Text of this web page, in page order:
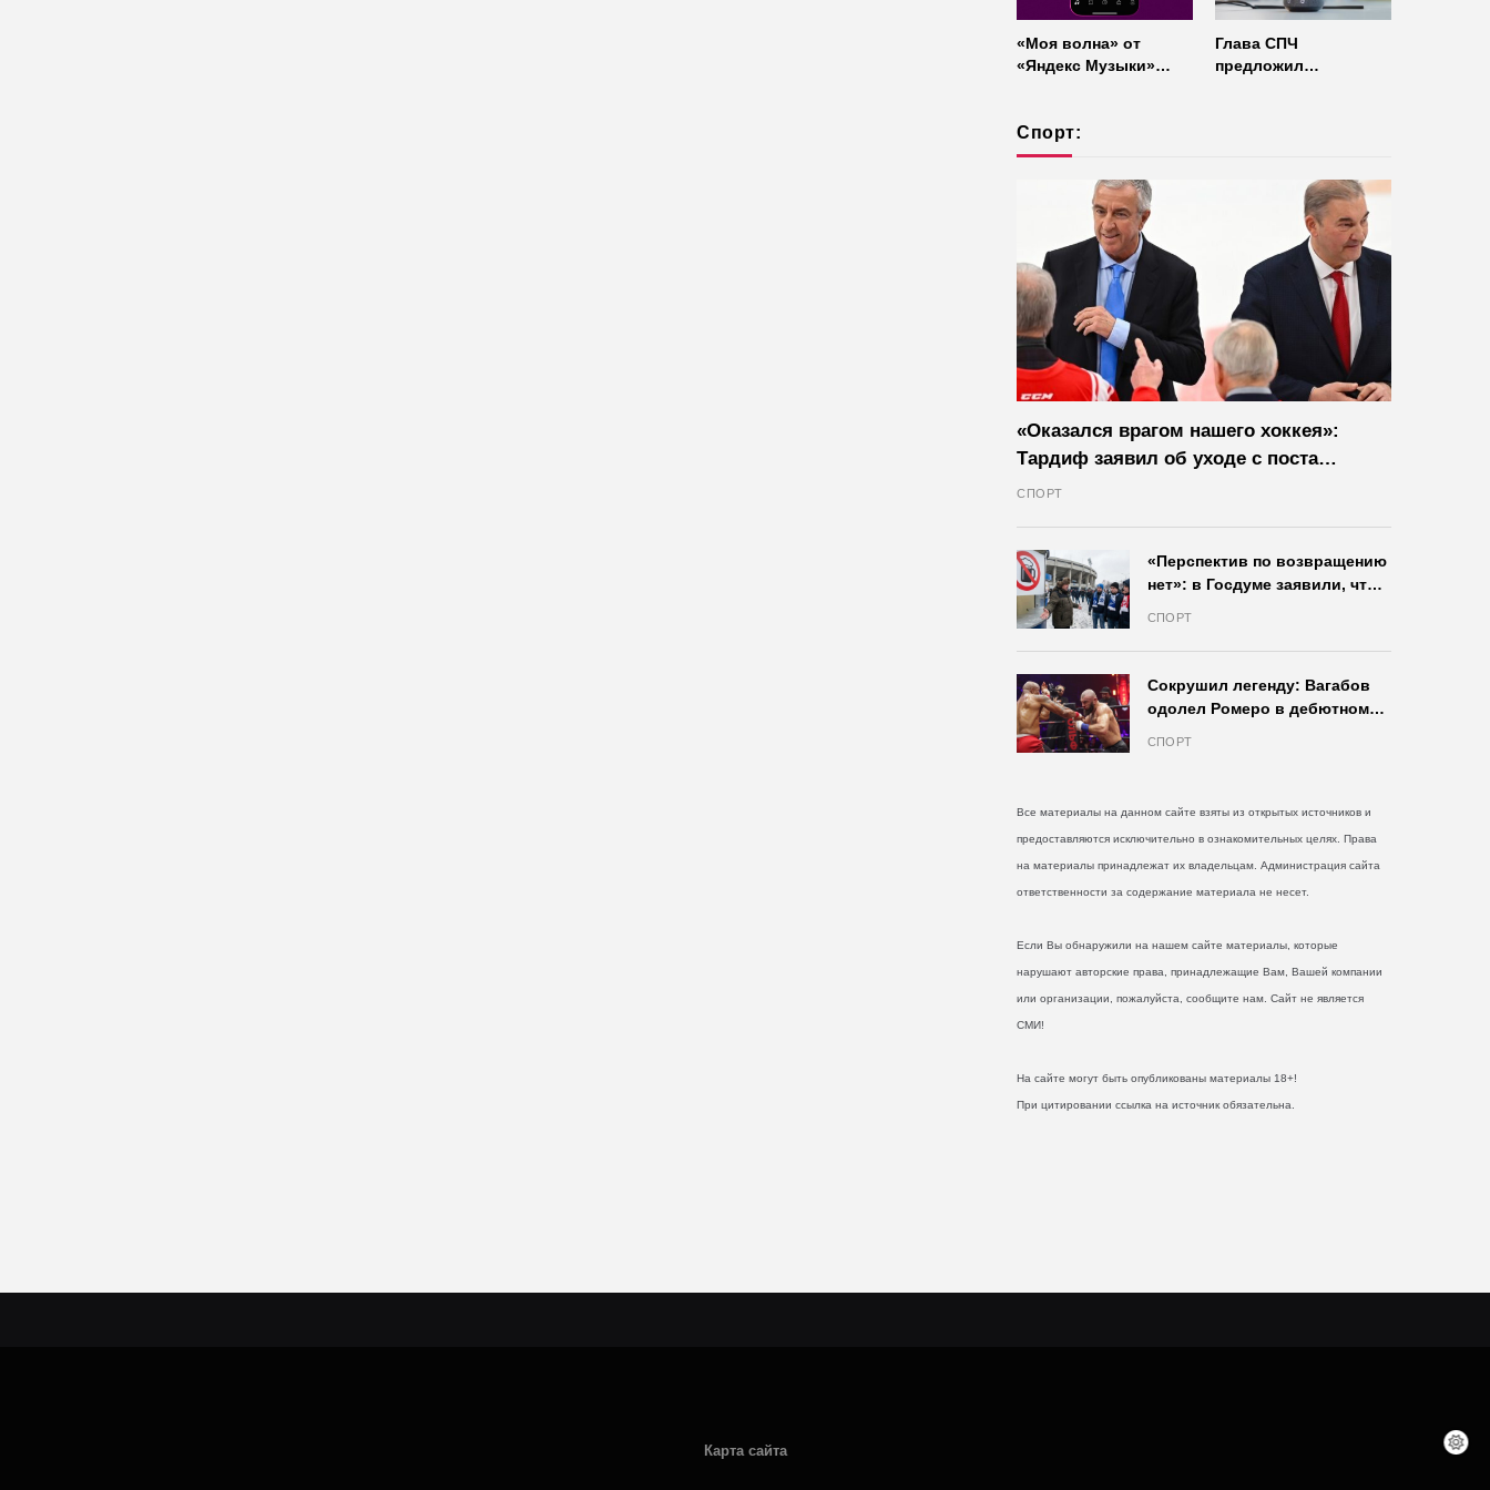
«Моя волна» от
«Яндекс Музыки»
Глава СПЧ
предложил
Спорт:
«Оказался врагом нашего хоккея»:
Тардиф заявил об уходе с поста
президента IIHF в октябре
СПОРТ
«Перспектив по возвращению
нет»: в Госдуме заявили, что
СПОРТ
Сокрушил легенду: Вагабов
одолел Ромеро в дебютном
СПОРТ
Все материалы на данном сайте взяты из открытых источников и
предоставляются исключительно в ознакомительных целях. Права
на материалы принадлежат их владельцам. Администрация сайта
ответственности за содержание материала не несет.
Если Вы обнаружили на нашем сайте материалы, которые
нарушают авторские права, принадлежащие Вам, Вашей компании
или организации, пожалуйста, сообщите нам. Сайт не является
СМИ!
На сайте могут быть опубликованы материалы 18+!
При цитировании ссылка на источник обязательна.
Карта сайта